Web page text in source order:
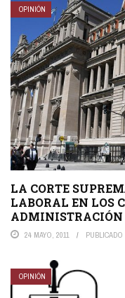
OPINIÓN
LA CORTE
LABORAL EN LOS
24 MAYO, 2011 PUBLICADO
OPINIÓN